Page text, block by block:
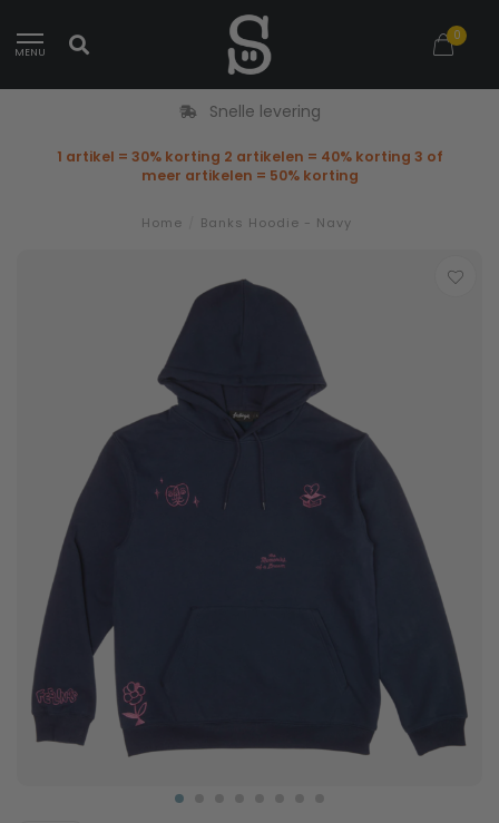
MENU
0
Snelle levering
1 artikel = 30% korting 2 artikelen = 40% korting 3 of
meer artikelen = 50% korting
Home Banks Hoodie - Navy